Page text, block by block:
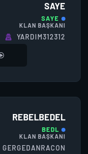
SAYE
SAYE
KLAN BAŞKANI
YARDIM312312
REBELBEDEL
BEDL
KLAN BAŞKANI
GERGEDANRACON